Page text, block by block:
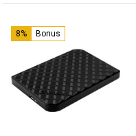
8% Bonus